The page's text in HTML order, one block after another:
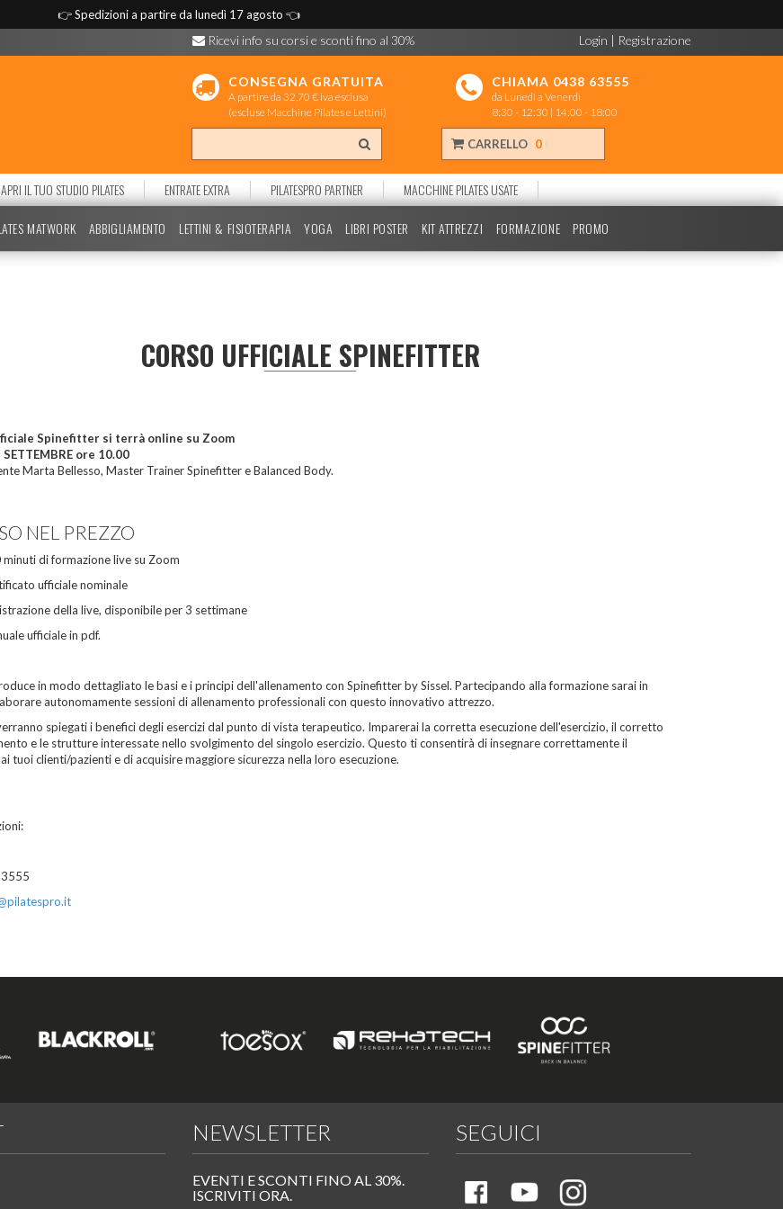
👉Spedizioni a partire da lunedì 17 agosto 👈
Ricevi info su corsi e sconti fino al 30% Login | Registrazione
CONSEGNA GRATUITA
A partire da 32,70 € iva esclusa
(escluse Macchine Pilates e Lettini)
CHIAMA 0438 63555
da Lunedì a Venerdì
8:30 - 12:30 | 14:00 - 18:00
CARRELLO 0
APRI IL TUO STUDIO PILATES ENTRATE EXTRA PILATESPRO PARTNER MACCHINE PILATES USATE
MATWORK ABBIGLIAMENTO LETTINI & FISIOTERAPIA YOGA LIBRI POSTER KIT ATTREZZI FORMAZIONE PROMO
CORSO UFFICIALE SPINEFITTER
Spinefitter si terrà online su Zoom
SETTEMBRE ore 10.00
Marta Bellesso, Master Trainer Spinefitter e Balanced Body.
NEL PREZZO
minuti di formazione live su Zoom
ufficiale nominale
della live, disponibile per 3 settimane
ufficiale in pdf.
in modo dettagliato le basi e i principi dell'allenamento con Spinefitter by Sissel. Partecipando alla formazione sarai in
autonomamente sessioni di allenamento professionali con questo innovativo attrezzo.
spiegati i benefici degli esercizi dal punto di vista terapeutico. Imparerai la corretta esecuzione dell'esercizio, il corretto
e le strutture interessate nello svolgimento del singolo esercizio. Questo ti consentirà di insegnare correttamente il
tuoi clienti/pazienti e di acquisire maggiore sicurezza nella loro esecuzione.
NEWSLETTER
EVENTI E SCONTI FINO AL 30%.
ISCRIVITI ORA.
SEGUICI